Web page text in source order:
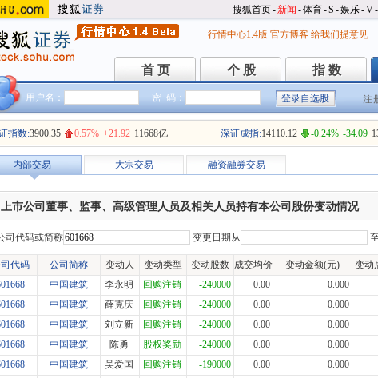
搜狐首页-新闻 -体育-S -娱乐-V-
行情中心1.4版 官方博客 给我们提意见
首 页
首 页 个 股
个 股 指 数
指 数
用户名： 密 码： 注
指数:3900.35 0.57% +21.92 11668亿 深证成指:14110.12 -0.24% -34.09
内部交易 大宗交易 融资融券交易
上市公司董事、监事、高级管理人员及相关人员持有本公司股份变动情况
司代码或简称 变更日期从 至
代码 公司简称 变动人 变动类型 变动股数 成交均价 变动金额(元) 变动
中国建筑 李永明 回购注销 -240000 0.00 0.000
中国建筑 薛克庆 回购注销 -240000 0.00 0.000
中国建筑 刘立新 回购注销 -240000 0.00 0.000
中国建筑 陈勇 股权奖励 -240000 0.00 0.000
中国建筑 吴爱国 回购注销 -190000 0.00 0.000